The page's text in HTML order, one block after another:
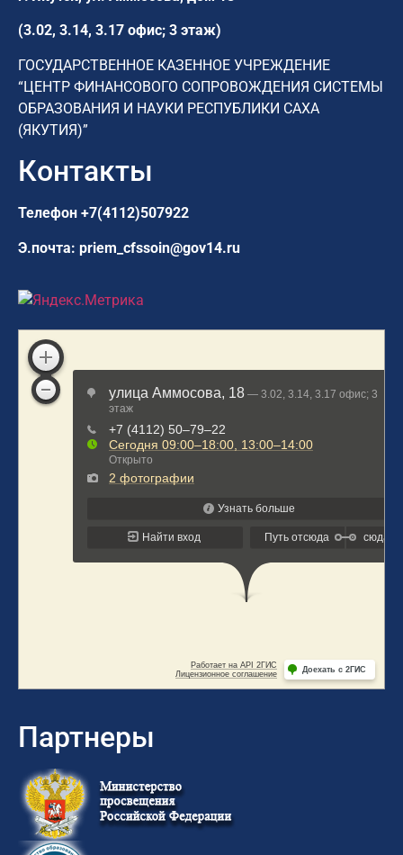
(3.02, 3.14, 3.17 офис; 3 этаж)
ГОСУДАРСТВЕННОЕ КАЗЕННОЕ УЧРЕЖДЕНИЕ
“ЦЕНТР ФИНАНСОВОГО СОПРОВОЖДЕНИЯ СИСТЕМЫ
ОБРАЗОВАНИЯ И НАУКИ РЕСПУБЛИКИ САХА
(ЯКУТИЯ)”
Контакты
Телефон +7(4112)507922
Э.почта: priem_cfssoin@gov14.ru
Партнеры